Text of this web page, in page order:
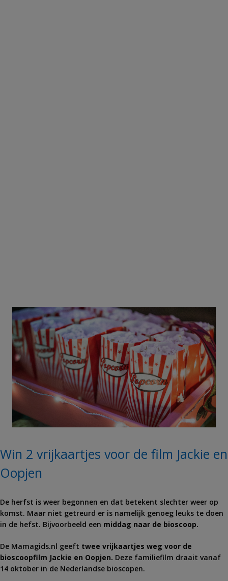
Win 2 vrijkaartjes voor de film Jackie en
Oopjen
De herfst is weer begonnen en dat betekent slechter weer op
komst. Maar niet getreurd er is namelijk genoeg leuks te doen
in de hefst. Bijvoorbeeld een middag naar de bioscoop.
De Mamagids.nl geeft twee vrijkaartjes weg voor de
bioscoopfilm Jackie en Oopjen. Deze familiefilm draait vanaf
14 oktober in de Nederlandse bioscopen.